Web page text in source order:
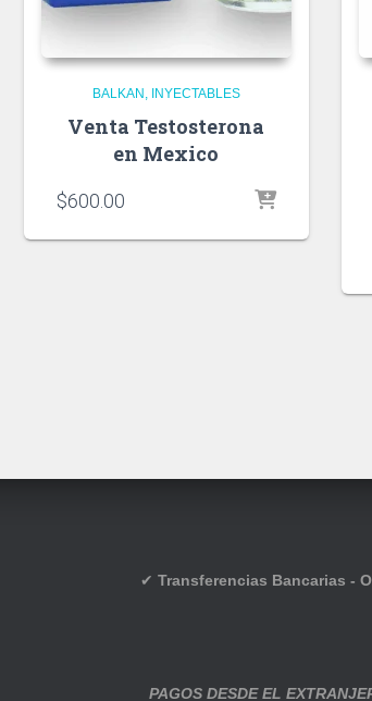
BALKAN INYECTABLES
Venta Testosterona
en Mexico
$600.00
✔ Transferencias Bancarias -
PAGOS DESDE EL